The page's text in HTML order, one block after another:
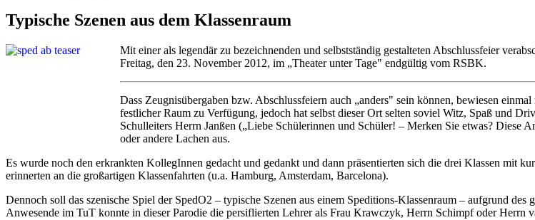
Typische Szenen aus dem Klassenraum
Mit einer als legendär zu bezeichnenden und selbstständig gestalteten Abschlussfeier
Freitag, den 23. November 2012, im „Theater unter Tage" endgültig vom RSBK.
Dass Zeugnisübergaben bzw. Abschlussfeiern auch „anders" sein können, bewiesen
festlicher Raum zu Verfügung, jedoch hat selbst dieser Ort selten soviel Witz, Spaß und
Schulleiters Herrn Janßen („Liebe Schülerinnen und Schüler! – Merken Sie etwas? Diese
oder andere Lachen aus.
Es wurde noch den erkrankten KollegInnen gedacht und gedankt und dann präsentierten sich die drei Klassen mit
erinnerten an die großartigen Klassenfahrten (u.a. Hamburg, Amsterdam, Barcelona).
Dennoch soll das szenische Spiel der SpedO2 – typische Szenen aus einem Speditions-Klassenraum – aufgrund
Anwesende im TuT konnte in dieser Parodie die persiflierten Lehrer als Frau Krawczyk, Herrn Schimpf oder Herrn